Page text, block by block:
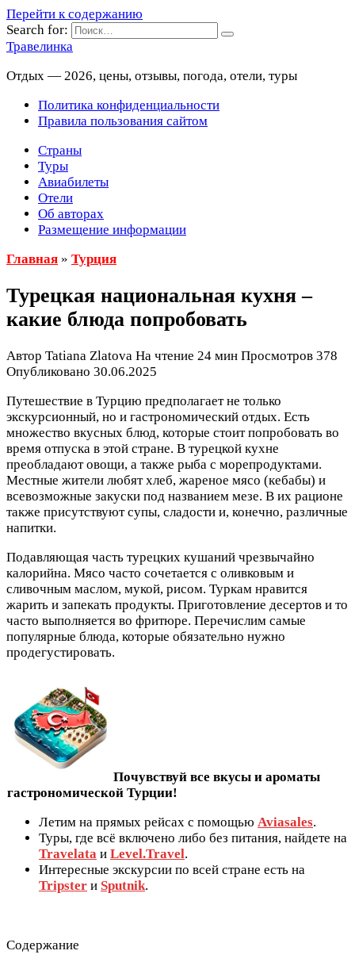
Перейти к содержанию
Search for:
Травелинка
Отдых — 2026, цены, отзывы, погода, отели, туры
Политика конфиденциальности
Правила пользования сайтом
Страны
Туры
Авиабилеты
Отели
Об авторах
Размещение информации
Главная » Турция
Турецкая национальная кухня –
какие блюда попробовать
Автор Tatiana Zlatova На чтение 24 мин Просмотров 378
Опубликовано 30.06.2025
Путешествие в Турцию предполагает не только
экскурсионный, но и гастрономический отдых. Есть
множество вкусных блюд, которые стоит попробовать во
время отпуска в этой стране. В турецкой кухне
преобладают овощи, а также рыба с морепродуктами.
Местные жители любят хлеб, жареное мясо (кебабы) и
всевозможные закуски под названием мезе. В их рационе
также присутствуют супы, сладости и, конечно, различные
напитки.
Подавляющая часть турецких кушаний чрезвычайно
калорийна. Мясо часто сочетается с оливковым и
сливочным маслом, мукой, рисом. Туркам нравится
жарить и запекать продукты. Приготовление десертов и то
часто выполняется во фритюре. Перечислим самые
популярные блюда, которые обязательно нужно
продегустировать.
Почувствуй все вкусы и ароматы
гастрономической Турции!
Летим на прямых рейсах с помощью Aviasales.
Туры, где всё включено либо без питания, найдете на
Travelata и Level.Travel.
Интересные экскурсии по всей стране есть на
Tripster и Sputnik.
Содержание